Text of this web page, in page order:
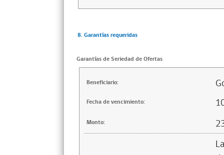
8. Garantías requeridas
Garantías de Seriedad de Ofertas
Beneficiario:
Fecha de vencimiento:
Monto: